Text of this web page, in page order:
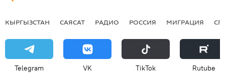
КЫРГЫЗСТАН САЯСАТ РАДИО РОССИЯ МИГРАЦИЯ
Telegram VK ТikТоk Rutube